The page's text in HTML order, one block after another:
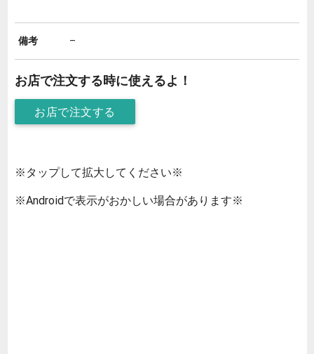
備考 –
お店で注文する時に使えるよ！
お店で注文する
※タップして拡大してください※
※Androidで表示がおかしい場合があります※